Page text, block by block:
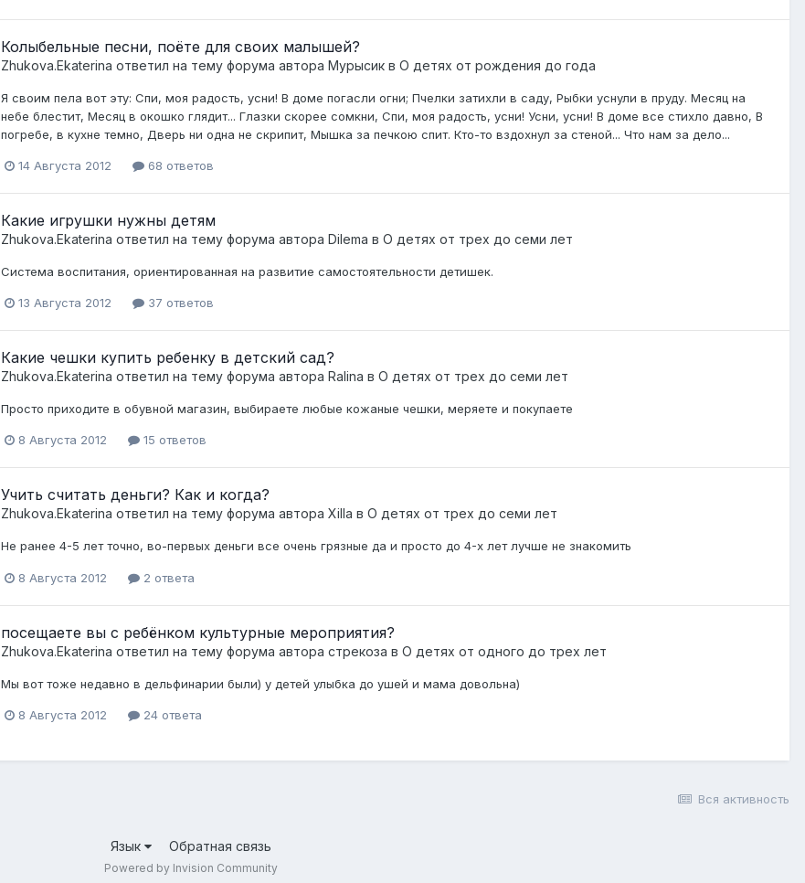
Колыбельные песни, поёте для своих малышей?
Zhukova.Ekaterina ответил на тему форума автора Мурысик в О детях от рождения до года
Я своим пела вот эту: Спи, моя радость, усни! В доме погасли огни; Пчелки затихли в саду, Рыбки уснули в пруду. Месяц на
небе блестит, Месяц в окошко глядит... Глазки скорее сомкни, Спи, моя радость, усни! Усни, усни! В доме все стихло давно, В
погребе, в кухне темно, Дверь ни одна не скрипит, Мышка за печкою спит. Кто-то вздохнул за стеной... Что нам за дело...
14 Августа 2012 68 ответов
Какие игрушки нужны детям
Zhukova.Ekaterina ответил на тему форума автора Dilema в О детях от трех до семи лет
Система воспитания, ориентированная на развитие самостоятельности детишек.
13 Августа 2012 37 ответов
Какие чешки купить ребенку в детский сад?
Zhukova.Ekaterina ответил на тему форума автора Ralina в О детях от трех до семи лет
Просто приходите в обувной магазин, выбираете любые кожаные чешки, меряете и покупаете
8 Августа 2012 15 ответов
Учить считать деньги? Как и когда?
Zhukova.Ekaterina ответил на тему форума автора Xilla в О детях от трех до семи лет
Не ранее 4-5 лет точно, во-первых деньги все очень грязные да и просто до 4-х лет лучше не знакомить
8 Августа 2012 2 ответа
посещаете вы с ребёнком культурные мероприятия?
Zhukova.Ekaterina ответил на тему форума автора стрекоза в О детях от одного до трех лет
Мы вот тоже недавно в дельфинарии были) у детей улыбка до ушей и мама довольна)
8 Августа 2012 24 ответа
Вся активность
Язык Обратная связь
Powered by Invision Community